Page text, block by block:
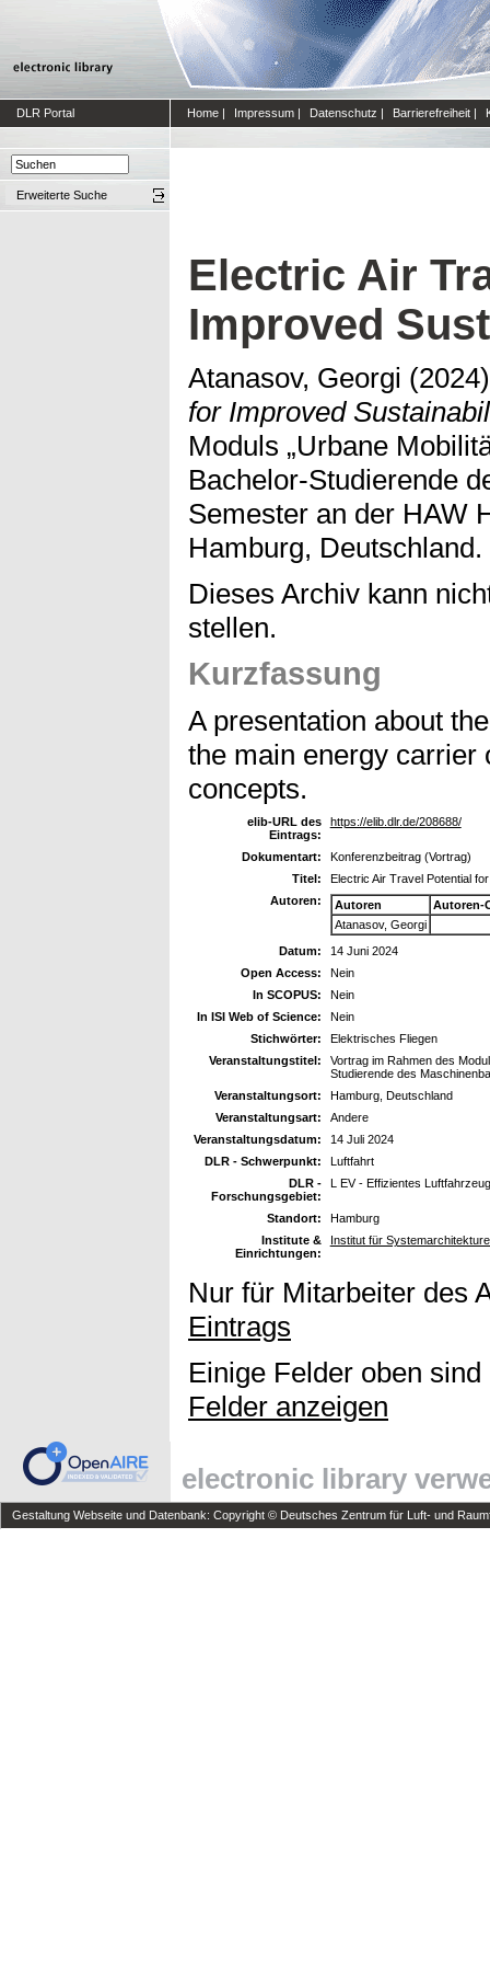
DLR Portal Home | Impressum | Datenschutz | Barrierefreiheit |
Erweiterte Suche
Electric Air
Improved
Atanasov, Georgi
for Improved
Moduls „Urbane
Bachelor-Studierende
Semester an der HAW
Hamburg,
Dieses Archiv kann
stellen.
Kurzfassung
A presentation about
the main energy carrier
concepts.
elib-URL des
Eintrags:
https://elib.dlr.de/208688/
Dokumentart:
Konferenzbeitrag (Vortrag)
Titel:
Electric Air Travel Potential
Autoren:
Autoren
Autoren-
Atanasov, Georgi
Datum:
14 Juni 2024
Open Access:
Nein
In SCOPUS:
Nein
In ISI Web of Science:
Nein
Stichwörter:
Elektrisches Fliegen
Veranstaltungstitel:
Vortrag im Rahmen des
Studierende des
Veranstaltungsort:
Hamburg, Deutschland
Veranstaltungsart:
Andere
Veranstaltungsdatum:
14 Juli 2024
DLR - Schwerpunkt:
Luftfahrt
DLR -
Forschungsgebiet:
L EV - Effizientes Luftfahrzeug
Standort:
Hamburg
Institute &
Einrichtungen:
Institut für
Nur für Mitarbeiter des
Eintrags
Einige Felder oben
Felder anzeigen
electronic library
Gestaltung Webseite und Datenbank: Copyright © Deutsches Zentrum für Luft- und